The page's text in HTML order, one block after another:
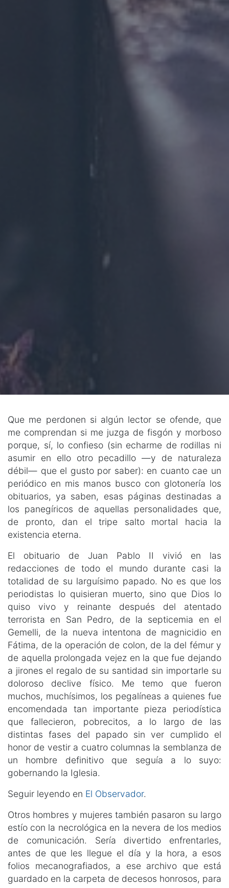
Que me perdonen si algún lector se ofende, que
me comprendan si me juzga de fisgón y morboso
porque, sí, lo confieso (sin echarme de rodillas ni
asumir en ello otro pecadillo —y de naturaleza
débil— que el gusto por saber): en cuanto cae un
periódico en mis manos busco con glotonería los
obituarios, ya saben, esas páginas destinadas a
los panegíricos de aquellas personalidades que,
de pronto, dan el tripe salto mortal hacia la
existencia eterna.
El obituario de Juan Pablo II vivió en las
redacciones de todo el mundo durante casi la
totalidad de su larguísimo papado. No es que los
periodistas lo quisieran muerto, sino que Dios lo
quiso vivo y reinante después del atentado
terrorista en San Pedro, de la septicemia en el
Gemelli, de la nueva intentona de magnicidio en
Fátima, de la operación de colon, de la del fémur y
de aquella prolongada vejez en la que fue dejando
a jirones el regalo de su santidad sin importarle su
doloroso declive físico. Me temo que fueron
muchos, muchísimos, los pegalíneas a quienes fue
encomendada tan importante pieza periodística
que fallecieron, pobrecitos, a lo largo de las
distintas fases del papado sin ver cumplido el
honor de vestir a cuatro columnas la semblanza de
un hombre definitivo que seguía a lo suyo:
gobernando la Iglesia.
Seguir leyendo en El Observador.
Otros hombres y mujeres también pasaron su largo
estío con la necrológica en la nevera de los medios
de comunicación. Sería divertido enfrentarles,
antes de que les llegue el día y la hora, a esos
folios mecanografiados, a ese archivo que está
guardado en la carpeta de decesos honrosos, para